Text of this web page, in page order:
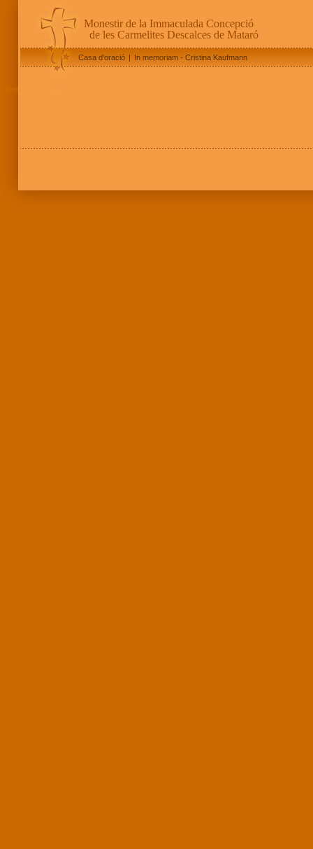
Monestir de la Immaculada Concepció
de les Carmelites Descalces de Mataró
Casa d'oració | In memoriam - Cristina Kaufmann